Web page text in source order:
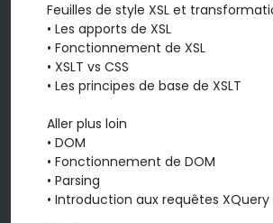
Feuilles de style XSL et
• Les apports de XSL
• Fonctionnement de XSL
• XSLT vs CSS
• Les principes de base de XSLT
Aller plus loin
• DOM
• Fonctionnement de DOM
• Parsing
• Introduction aux requêtes XQuery